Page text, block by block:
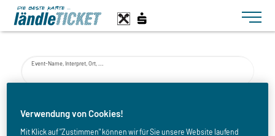
Toggle
Event-Name, Interpret, Ort, ...
Verwendung von Cookies!
Mit Klick auf "Zustimmen" können wir für Sie unsere Website laufend